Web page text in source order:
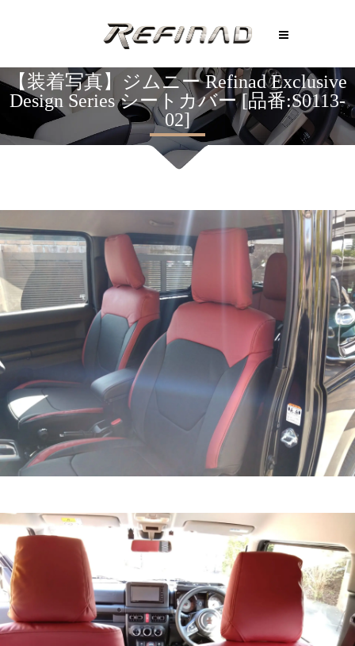
【装着写真】ジムニー Refinad Exclusive
Design Series シートカバー [品番:S0113-
02]